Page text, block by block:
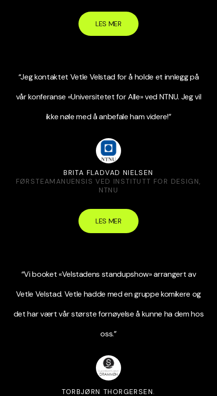
LES MER
“Jeg kontaktet Vetle Velstad for å holde et innlegg på
vår konferanse «Universitetet for Alle» ved NTNU. Jeg vil
ikke nøle med å anbefale ham videre!”
BRITA FLADVAD NIELSEN
FØRSTEAMANUENSIS VED INSTITUTT FOR DESIGN,
NTNU
LES MER
“Vi booket «Velstadens standupshow» arrangert av
Vetle Velstad. Vetle hadde med en gruppe komikere og
det har vært vår største fornøyelse å kunne ha dem hos
oss.”
TORBJØRN THORGERSEN.